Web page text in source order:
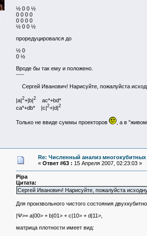
½ 0 0 ½
0 0 0 0
0 0 0 0
½ 0 0 ½
проредуцировался до
½ 0
0 ½
Вроде бы так ему и положено.
----
Сергей Иванович! Нарисуйте, пожалуйста
|a|2+|b|2ac*+bd*
ca*+db* |c|2+|d|2
Только не ввиде суммы проекторов , а в
Re: Численный анализ многокубитных
« Ответ #63 : 15 Апреля 2007, 02:23:03 »
Pipa
Цитата:
Сергей Иванович! Нарисуйте, пожалуйста
Для произвольного чистого состояния
|Ψ>= a|00> + b|01> + c|10> + d|11>,
матрица плотности имеет вид: